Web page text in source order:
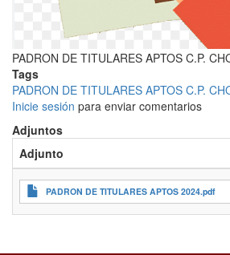
PADRON DE TITULARES APTOS C.P.
Tags
PADRON DE TITULARES APTOS C.P.
Inicie sesión para enviar comentarios
Adjuntos
Adjunto
PADRON DE TITULARES APTOS 2024.pdf